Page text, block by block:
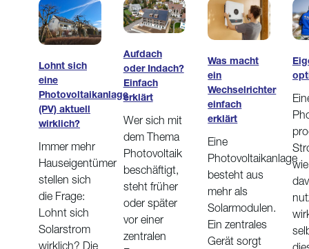
Lohnt sich
eine
Photovoltaikanlage
(PV) aktuell
wirklich?
Immer mehr
Hauseigentümer
stellen sich
die Frage:
Lohnt sich
Solarstrom
wirklich? Die
Aufdach
oder Indach?
Einfach
erklärt
Wer sich mit
dem Thema
Photovoltaik
beschäftigt,
steht früher
oder später
vor einer
zentralen
Was macht
ein
Wechselrichter
einfach
erklärt
Eine
Photovoltaikanlage
besteht aus
mehr als
Solarmodulen.
Ein zentrales
Gerät sorgt